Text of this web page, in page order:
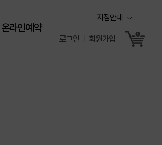
지점안내
로그인 ㅣ 회원가입
온라인예약